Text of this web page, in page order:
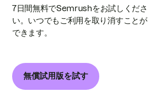
7日間無料でSemrushをお試しくださ
い。いつでもご利用を取り消すことが
できます。
無償試用版を試す